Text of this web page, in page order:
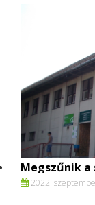
Megszűnik a
2022.